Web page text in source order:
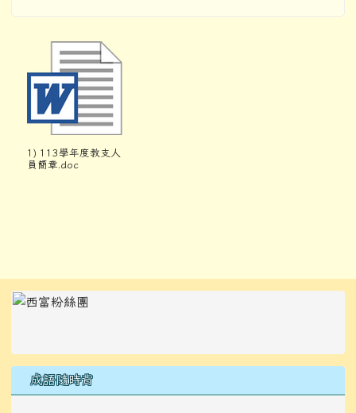
1) 113學年度教支人
員簡章.doc
左邊區域內容
成語隨時背